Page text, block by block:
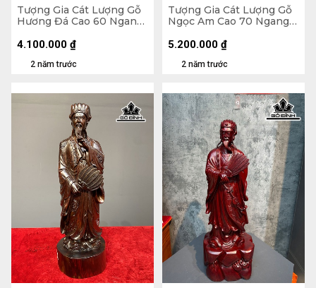
Tượng Gia Cát Lượng Gỗ
Hương Đá Cao 60 Ngang
2 năm trước
4.100.000 ₫
Tượng Gia Cát Lượng Gỗ
Ngọc Am Cao 70 Ngang
2 năm trước
5.200.000 ₫